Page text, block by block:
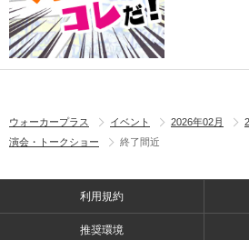
ウォーカープラス イベント 2026年02月
演会・トークショー
終了間近
利用規約
推奨環境